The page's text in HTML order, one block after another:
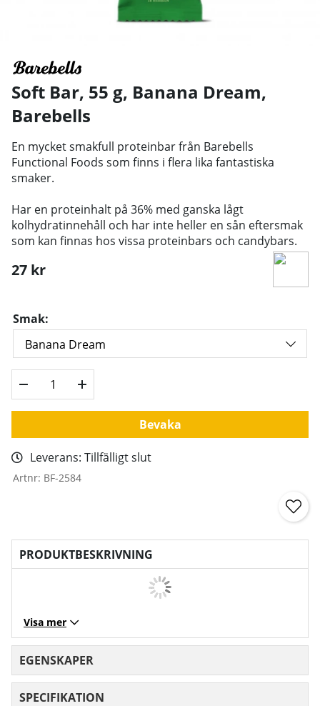
Soft Bar, 55 g, Banana Dream,
Barebells
En mycket smakfull proteinbar från Barebells
Functional Foods som finns i flera lika fantastiska
smaker.
Har en proteinhalt på 36% med ganska lågt
kolhydratinnehåll och har inte heller en sån eftersmak
som kan finnas hos vissa proteinbars och candybars.
27 kr
Smak:
Bevaka
Leverans: Tillfälligt slut
Artnr: BF-2584
PRODUKTBESKRIVNING
Visa mer
EGENSKAPER
SPECIFIKATION